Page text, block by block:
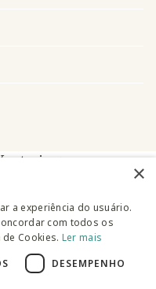
×
a experiência do usuário.
com todos os
Cookies. Ler mais
DESEMPENHO